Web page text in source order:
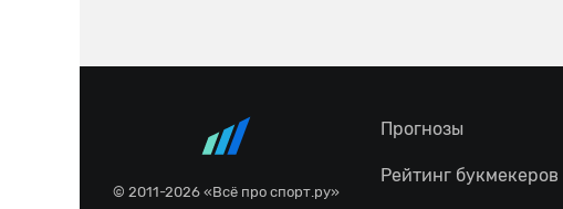
© 2011-2026 «Всё про спорт.ру»
Прогнозы
Рейтинг букмекеров